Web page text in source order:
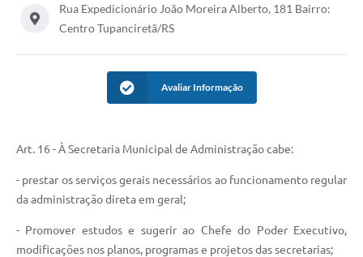
Rua Expedicionário João Moreira Alberto, 181 Bairro:
Centro Tupanciretã/RS
Avaliar Informação
Art. 16 - À Secretaria Municipal de Administração cabe:
- prestar os serviços gerais necessários ao funcionamento regular
da administração direta em geral;
- Promover estudos e sugerir ao Chefe do Poder Executivo,
modificações nos planos, programas e projetos das secretarias;